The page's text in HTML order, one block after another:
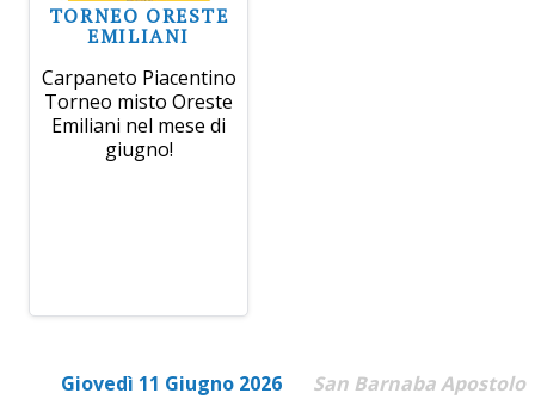
TORNEO ORESTE
EMILIANI
Carpaneto Piacentino
Torneo misto Oreste
Emiliani nel mese di
giugno!
Giovedì 11 Giugno 2026 San Barnaba Apostolo